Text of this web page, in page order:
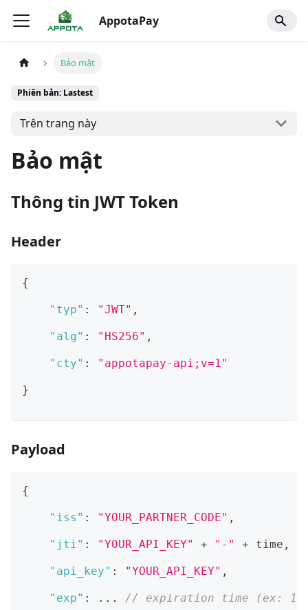
AppotaPay
Bảo mật
Phiên bản: Lastest
Trên trang này
Bảo mật
Thông tin JWT Token
Header
{
"typ" : "JWT" ,
"alg" : "HS256" ,
"cty" : "appotapay-api;v=1"
}
Payload
{
"iss" : "YOUR_PARTNER_CODE" ,
"jti" : "YOUR_API_KEY" + "-" + time ,
"api_key" : "YOUR_API_KEY" ,
"exp" : ... // expiration time (ex: